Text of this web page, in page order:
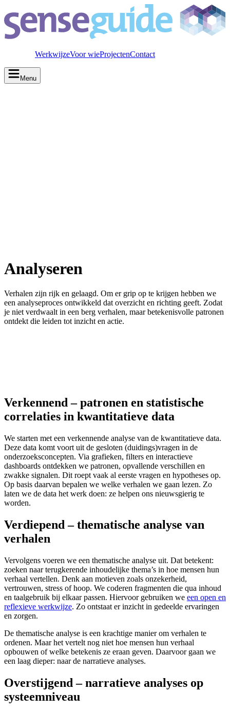
WerkwijzeVoor wieProjectenContact
Menu
Analyseren
Verhalen zijn rijk en gelaagd. Om er grip op te krijgen hebben we
een analyseproces ontwikkeld dat overzicht en richting geeft. Zodat
je niet verdwaalt in een berg verhalen, maar betekenisvolle patronen
ontdekt die leiden tot inzicht en actie.
Verkennend – patronen en statistische
correlaties in kwantitatieve data
We starten met een verkennende analyse van de kwantitatieve data.
Deze data komt voort uit de gesloten (duidings)vragen in de
onderzoeksconcepten. Via grafieken, filters en interactieve
dashboards ontdekken we patronen, opvallende verschillen en
zwakke signalen. Dit roept vaak al eerste vragen en hypotheses op.
Op basis daarvan bepalen we welke verhalen we gaan lezen. Zo
laten we de data het werk doen: ze helpen ons nieuwsgierig te
worden.
Verdiepend – thematische analyse van
verhalen
Vervolgens voeren we een thematische analyse uit. Dat betekent:
zoeken naar terugkerende inhoudelijke thema’s in hoe mensen hun
verhaal vertellen. Denk aan motieven zoals onzekerheid,
vertrouwen, stress of hoop. We coderen fragmenten die qua inhoud
en taalgebruik bij elkaar passen. Hiervoor gebruiken we een open en
reflexieve werkwijze. Zo ontstaat er inzicht in gedeelde ervaringen
en zorgen.
De thematische analyse is een krachtige manier om verhalen te
ordenen. Maar het vertelt nog niet hoe mensen hun verhaal
opbouwen of welke betekenis ze eraan geven. Daarvoor gaan we
een laag dieper: naar de narratieve analyses.
Overstijgend – narratieve analyses op
systeemniveau